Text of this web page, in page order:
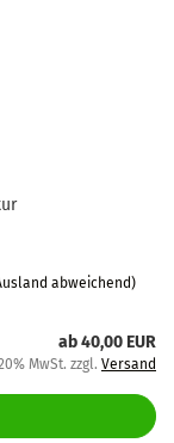
abweichend)
ab 40,00 EUR
MwSt. zzgl. Versand